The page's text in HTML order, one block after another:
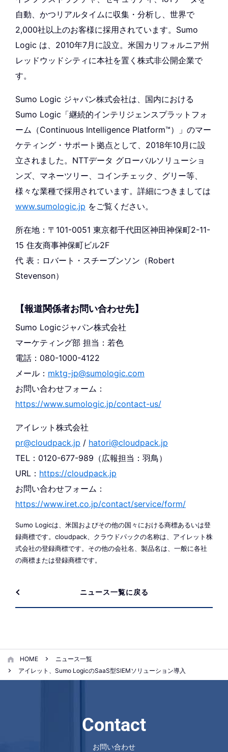
自動、かつリアルタイムに収集・分析し、世界で
2,000社以上のお客様に採用されています。Sumo
Logic は、2010年7月に設立。米国カリフォルニア州
レッドウッドシティに本社を置く株式非公開企業で
す。
Sumo Logic ジャパン株式会社は、国内における
Sumo Logic「継続的インテリジェンスプラットフォ
ーム（Continuous Intelligence Platform™）」のマー
ケティング・サポート拠点として、2018年10月に設
立されました。NTTデータ グローバルソリューショ
ンズ、マネーツリー、コインチェック、グリー等、
様々な業種で採用されています。詳細につきましては
www.sumologic.jp をご覧ください。
所在地：〒101-0051 東京都千代田区神田神保町2-11-
15 住友商事神保町ビル2F
代 表：ロバート・スチーブンソン（Robert
Stevenson）
【報道関係者お問い合わせ先】
Sumo Logicジャパン株式会社
マーケティング部 担当：若色
電話：080-1000-4122
メール： mktg-jp@sumologic.com
お問い合わせフォーム：
https://www.sumologic.jp/contact-us/
アイレット株式会社
pr@cloudpack.jp / hatori@cloudpack.jp
TEL：0120-677-989（広報担当：羽鳥）
URL： https://cloudpack.jp
お問い合わせフォーム：
https://www.iret.co.jp/contact/service/form/
Sumo Logicは、米国およびその他の国々における商標あるいは登
録商標です。cloudpack、クラウドパックの名称は、アイレット株
式会社の登録商標です。その他の会社名、製品名は、一般に各社
の商標または登録商標です。
ニュース一覧に戻る
HOME
ニュース一覧
アイレット、Sumo LogicのSaaS型SIEMソリューション導入
Contact
お問い合わせ